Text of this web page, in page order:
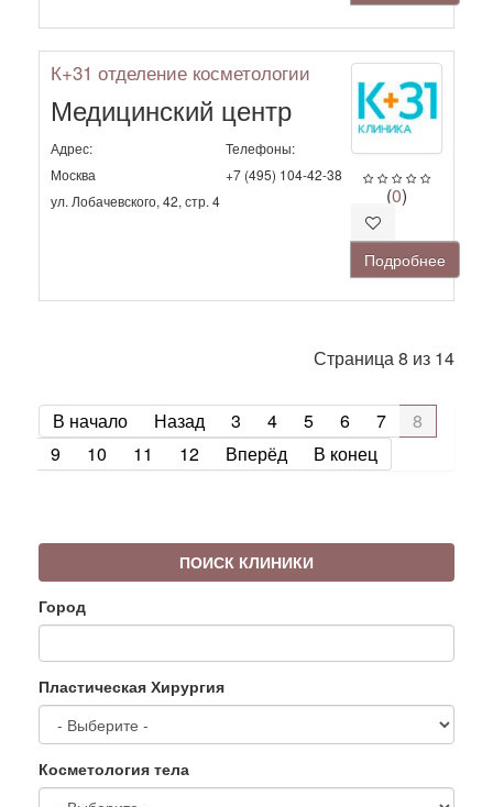
К+31 отделение косметологии
Медицинский центр
Адрес:
Москва
ул. Лобачевского, 42, стр. 4
Телефоны:
+7 (495) 104-42-38
(0)
Подробнее
Страница 8 из 14
В начало Назад 3 4 5 6 7
8
9
10 11 12 Вперёд В конец
ПОИСК КЛИНИКИ
Город
Пластическая Хирургия
Косметология тела